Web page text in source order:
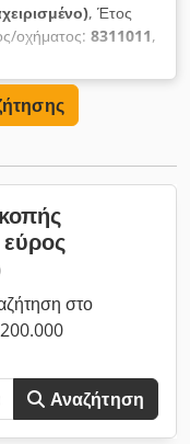
, Έτος
οχήματος: 8311011,
με δύο ατράκτους
Aklea Διάσταση
διάμετρος
πάχος: 22 mm
στο
Αναζήτηση